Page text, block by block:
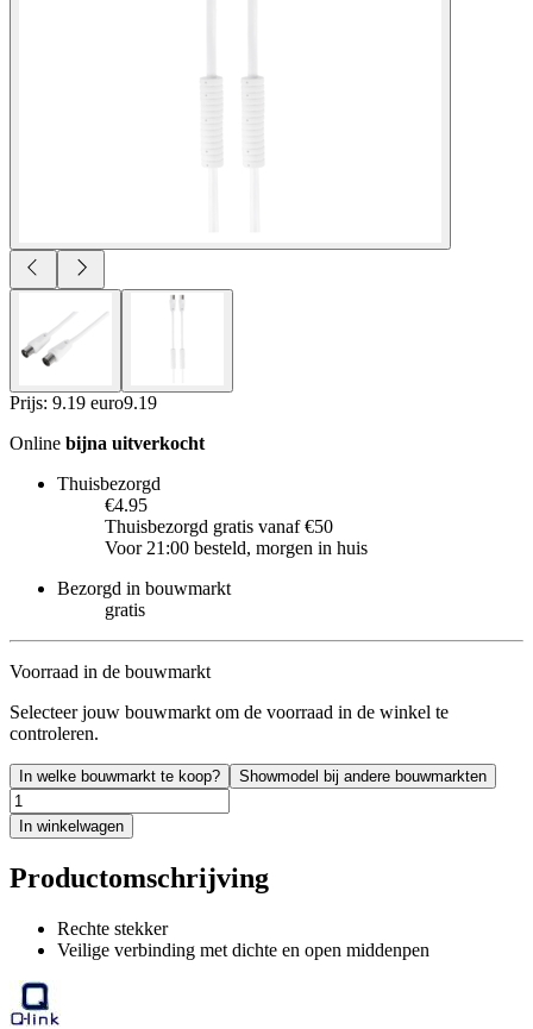
Prijs: 9.19 euro9.19
Online bijna uitverkocht
Thuisbezorgd
€4.95
Thuisbezorgd gratis vanaf €50
Voor 21:00 besteld, morgen in huis
Bezorgd in bouwmarkt
gratis
Voorraad in de bouwmarkt
Selecteer jouw bouwmarkt om de voorraad in de winkel te
controleren.
In welke bouwmarkt te koop? Showmodel bij andere bouwmarkten
In winkelwagen
Productomschrijving
Rechte stekker
Veilige verbinding met dichte en open middenpen